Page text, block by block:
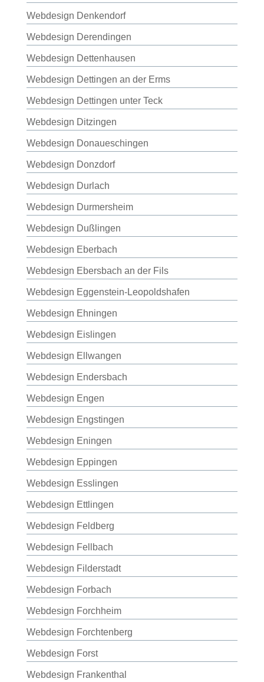
Webdesign Denkendorf
Webdesign Derendingen
Webdesign Dettenhausen
Webdesign Dettingen an der Erms
Webdesign Dettingen unter Teck
Webdesign Ditzingen
Webdesign Donaueschingen
Webdesign Donzdorf
Webdesign Durlach
Webdesign Durmersheim
Webdesign Dußlingen
Webdesign Eberbach
Webdesign Ebersbach an der Fils
Webdesign Eggenstein-Leopoldshafen
Webdesign Ehningen
Webdesign Eislingen
Webdesign Ellwangen
Webdesign Endersbach
Webdesign Engen
Webdesign Engstingen
Webdesign Eningen
Webdesign Eppingen
Webdesign Esslingen
Webdesign Ettlingen
Webdesign Feldberg
Webdesign Fellbach
Webdesign Filderstadt
Webdesign Forbach
Webdesign Forchheim
Webdesign Forchtenberg
Webdesign Forst
Webdesign Frankenthal